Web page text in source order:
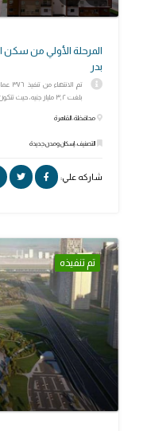
المرحلة الأولي من سكن
بدر
بلغت ٣,٢ مليار جنيه، حيث تتكون العمارة من أرضي و ٥ أدوار متك...
محافظة: القاهرة
التصنيف: إسكان ومدن جديدة
شاركه علي:
تم تنفيذه